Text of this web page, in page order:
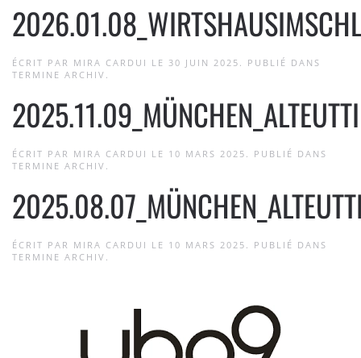
ÉCRIT PAR MIRA CARDUI LE 30 JUIN 2025 . PUBLIÉ DANS
TERMINE ARCHIV .
ÉCRIT PAR MIRA CARDUI LE 10 MARS 2025 . PUBLIÉ DANS
TERMINE ARCHIV .
ÉCRIT PAR MIRA CARDUI LE 10 MARS 2025 . PUBLIÉ DANS
TERMINE ARCHIV .